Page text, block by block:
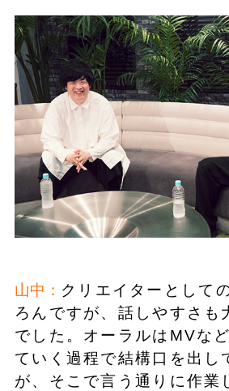
山中： クリエイターとして
ろんですが、話しやすさも
でした。オーラルはMVな
ていく過程で結構口を出し
が、そこで言う通りに作業